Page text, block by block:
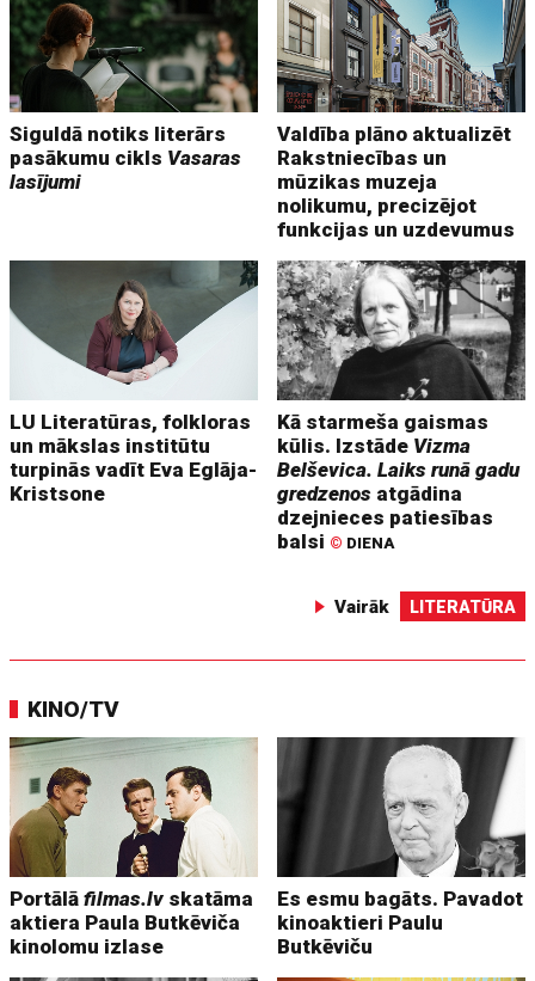
Siguldā notiks literārs
pasākumu cikls Vasaras
lasījumi
Valdība plāno aktualizēt
Rakstniecības un
mūzikas muzeja
nolikumu, precizējot
funkcijas un uzdevumus
LU Literatūras, folkloras
un mākslas institūtu
turpinās vadīt Eva Eglāja-
Kristsone
Kā starmeša gaismas
kūlis. Izstāde Vizma
Belševica. Laiks runā gadu
gredzenos atgādina
dzejnieces patiesības
balsi © DIENA
Vairāk LITERATŪRA
KINO/TV
Portālāfilmas.lv skatāma
aktiera Paula Butkēviča
kinolomu izlase
Es esmu bagāts. Pavadot
kinoaktieri Paulu
Butkēviču